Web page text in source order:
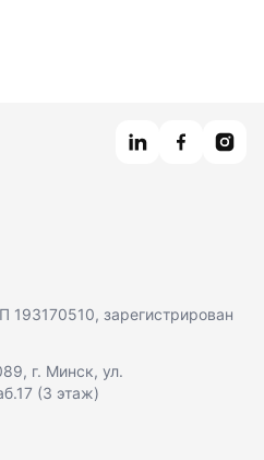
193170510, зарегистрирован
г. Минск, ул.
(3 этаж)